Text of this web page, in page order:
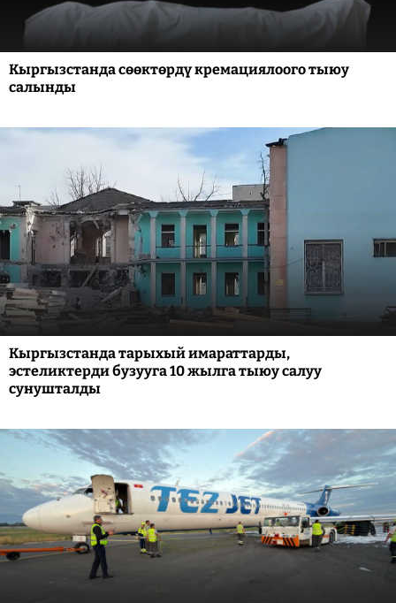
Кыргызстанда сөөктөрдү кремациялоого тыюу
салынды
Кыргызстанда тарыхый имараттарды,
эстеликтерди бузууга 10 жылга тыюу салуу
сунушталды